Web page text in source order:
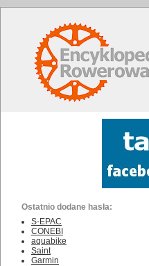
Ostatnio dodane hasła:
S-EPAC
CONEBI
aquabike
Saint
Garmin